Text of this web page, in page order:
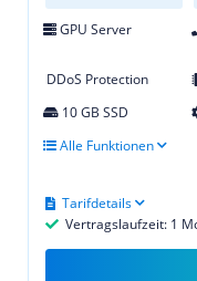
GPU Server
DDoS Protection
10 GB SSD
Alle Funktionen
Vertragslaufzeit: 1
Tarifdetails